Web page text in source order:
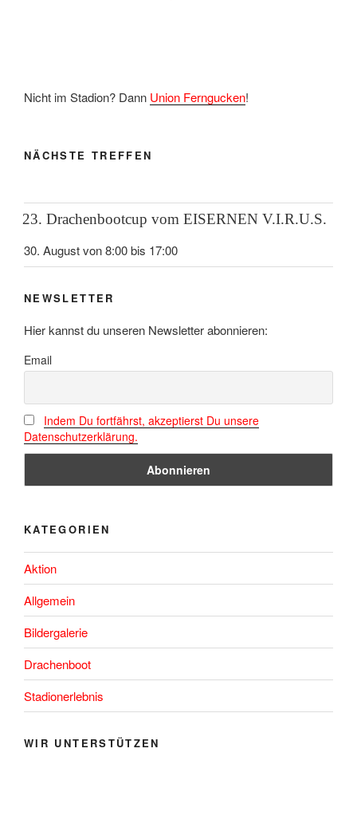
Nicht im Stadion? Dann Union Ferngucken!
NÄCHSTE TREFFEN
23. Drachenbootcup vom EISERNEN V.I.R.U.S.
30. August von 8:00bis 17:00
NEWSLETTER
Hier kannst du unseren Newsletter abonnieren:
Email
Indem Du fortfährst, akzeptierst Du unsere
Datenschutzerklärung.
KATEGORIEN
Aktion
Allgemein
Bildergalerie
Drachenboot
Stadionerlebnis
WIR UNTERSTÜTZEN